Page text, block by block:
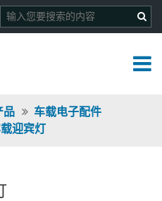
品
车载电子配件
迎宾灯